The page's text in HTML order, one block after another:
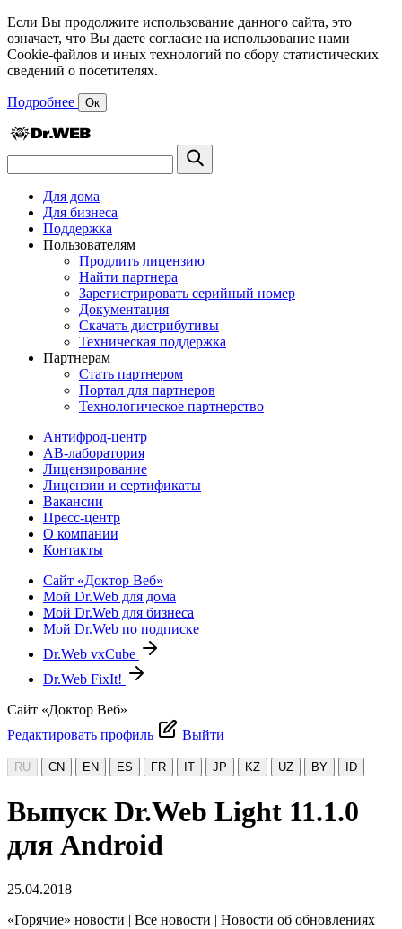
Если Вы продолжите использование данного сайта, это
означает, что Вы даете согласие на использование нами
Cookie-файлов и иных технологий по сбору статистических
сведений о посетителях.
Подробнее Ок
Для дома
Для бизнеса
Поддержка
Пользователям
Продлить лицензию
Найти партнера
Зарегистрировать серийный номер
Документация
Скачать дистрибутивы
Техническая поддержка
Партнерам
Стать партнером
Портал для партнеров
Технологическое партнерство
Антифрод-центр
АВ-лаборатория
Лицензирование
Лицензии и сертификаты
Вакансии
Пресс-центр
О компании
Контакты
Сайт «Доктор Веб»
Мой Dr.Web для дома
Мой Dr.Web для бизнеса
Мой Dr.Web по подписке
Dr.Web vxCube
Dr.Web FixIt!
Сайт «Доктор Веб»
Редактировать профиль
Выйти
RU CN EN ES FR IT JP KZ UZ BY ID
Выпуск Dr.Web Light 11.1.0
для Android
25.04.2018
«Горячие» новости | Все новости | Новости об обновлениях